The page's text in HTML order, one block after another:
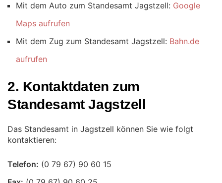
Mit dem Auto zum Standesamt Jagstzell: Google
Maps aufrufen
Mit dem Zug zum Standesamt Jagstzell: Bahn.de
aufrufen
2. Kontaktdaten zum
Standesamt Jagstzell
Das Standesamt in Jagstzell können Sie wie folgt
kontaktieren:
Telefon: